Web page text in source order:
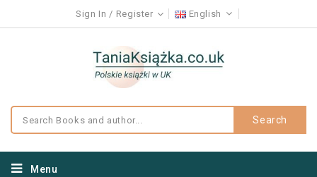
Sign In Register English
Search
Menu